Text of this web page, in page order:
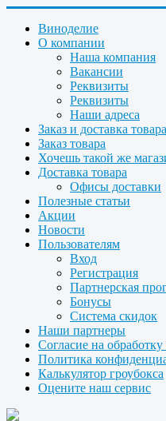
Виноделие
О компании
Наша компания
Вакансии
Реквизиты
Реквизиты
Наши адреса
Заказ и доставка товара
Заказ товара
Хочешь такой же
Доставка товара
Офисы доставки
Полезные статьи
Акции
Новости
Пользователям
Вход
Регистрация
Партнерская
Бонусы
Система скидок
Наши партнеры
Согласие на
Политика
Калькулятор гроубокса
Оцените наш сервис